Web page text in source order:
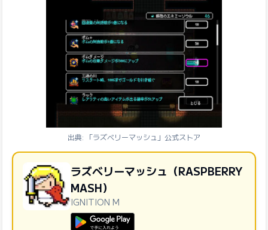
出典: 「ラズベリーマッシュ」公式ストア
ラズベリーマッシュ（RASPBERRY
MASH）
IGNITION M